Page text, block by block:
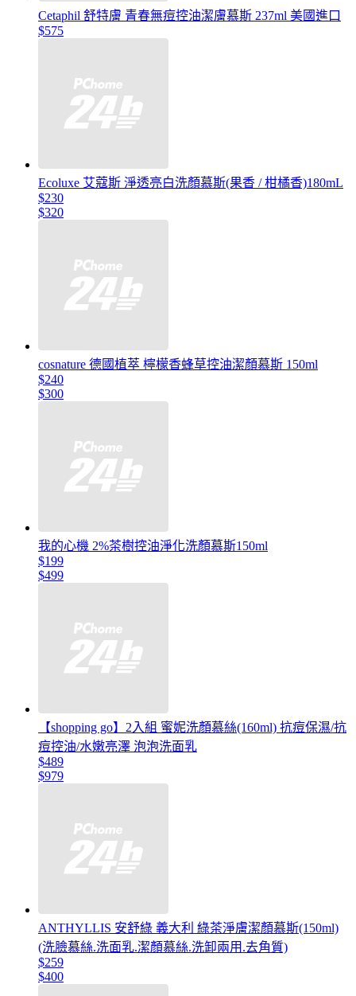
Cetaphil 舒特膚 青春無痘控油潔膚慕斯 237ml 美國進口
$575
Ecoluxe 艾蔻斯 淨透亮白洗顏慕斯(果香 / 柑橘香)180mL
$230
$320
cosnature 德國植萃 檸檬香蜂草控油潔顏慕斯 150ml
$240
$300
我的心機 2%茶樹控油淨化洗顏慕斯150ml
$199
$499
【shopping go】2入組 蜜妮洗顏慕絲(160ml) 抗痘保濕/抗
痘控油/水嫩亮澤 泡泡洗面乳
$489
$979
ANTHYLLIS 安舒綠 義大利 綠茶淨膚潔顏慕斯(150ml)
(洗臉慕絲.洗面乳.潔顏慕絲.洗卸兩用.去角質)
$259
$400